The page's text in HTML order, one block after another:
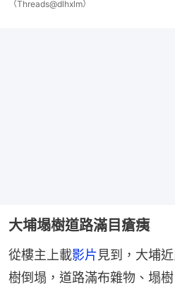
（Threads@dlhxlm）
大埔塌樹道路滿目瘡痍
從樓主上載影片見到，大埔
樹倒塌，道路滿布雜物、塌